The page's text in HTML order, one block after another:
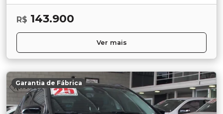
R$ 143.900
Ver mais
Garantia de Fábrica